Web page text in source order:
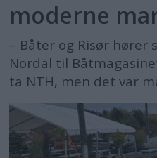
moderne
– Båter og Risør hører
Nordal til
ta NTH, men det var